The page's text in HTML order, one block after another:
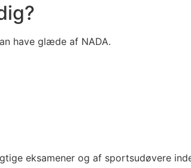
have glæde af NADA.
eksamener og af sportsudøvere